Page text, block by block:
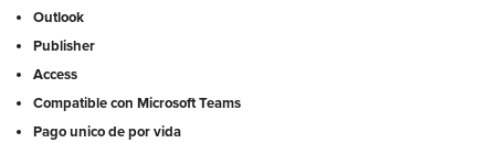
Outlook
Publisher
Access
Compatible con Microsoft Teams
Pago unico de por vida